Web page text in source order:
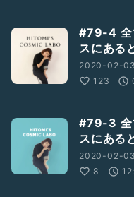
#79-4 全
スにある
2020-02-
123
#79-3 全
スにある
2020-02-
8